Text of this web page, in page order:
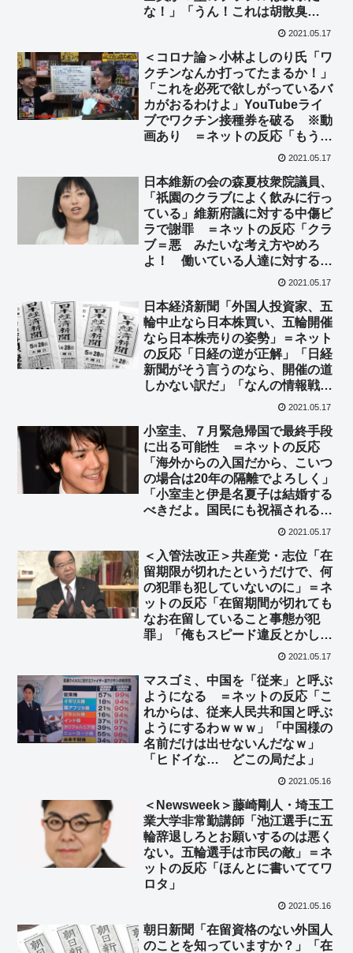
な！」「うん！これは胡散臭
2021.05.17
＜コロナ論＞小林よしのり氏「ワ
クチンなんか打ってたまるか！」
「これを必死で欲しがっているバ
カがおるわけよ」YouTubeライ
ブでワクチン接種券を破る ※動
画あり ＝ネットの反応「もう接
種券が届くお爺ちゃんかよ…」
2021.05.17
日本維新の会の森夏枝衆院議員、
「祇園のクラブによく飲みに行っ
ている」維新府議に対する中傷ビ
ラで謝罪 ＝ネットの反応「クラ
ブ＝悪 みたいな考え方やめろ
よ！ 働いている人達に対する職
業差別だぞ！」「こういう女は
てる」
2021.05.17
日本経済新聞「外国人投資家、五
輪中止なら日本株買い、五輪開催
なら日本株売りの姿勢」＝ネット
の反応「日経の逆が正解」「日経
新聞がそう言うのなら、開催の道
しかない訳だ」「なんの情報戦だ
2021.05.17
小室圭、７月緊急帰国で最終手段
に出る可能性 ＝ネットの反応
「海外からの入国だから、こいつ
の場合は20年の隔離でよろしく」
「小室圭と伊是名夏子は結婚する
べきだよ。国民にも祝福される
2021.05.17
＜入管法改正＞共産党・志位「在
留期限が切れたというだけで、何
の犯罪も犯していないのに」＝ネ
ットの反応「在留期間が切れても
なお在留していること事態が犯
罪」「俺もスピード違反とかして
ないのに、運転免許が失効してた
2021.05.17
マスゴミ、中国を「従来」と呼ぶ
ようになる ＝ネットの反応「こ
れからは、従来人民共和国と呼ぶ
ようにするわｗｗｗ」「中国様の
名前だけは出せないんだなｗ」
「ヒドイな… どこの局だよ」
2021.05.16
＜Newsweek＞藤崎剛人・埼玉工
業大学非常勤講師「池江選手に五
輪辞退しろとお願いするのは悪く
ない。五輪選手は市民の敵」＝ネ
ットの反応「ほんとに書いててワ
ロタ」
2021.05.16
朝日新聞「在留資格のない外国人
のことを知っていますか？」「在